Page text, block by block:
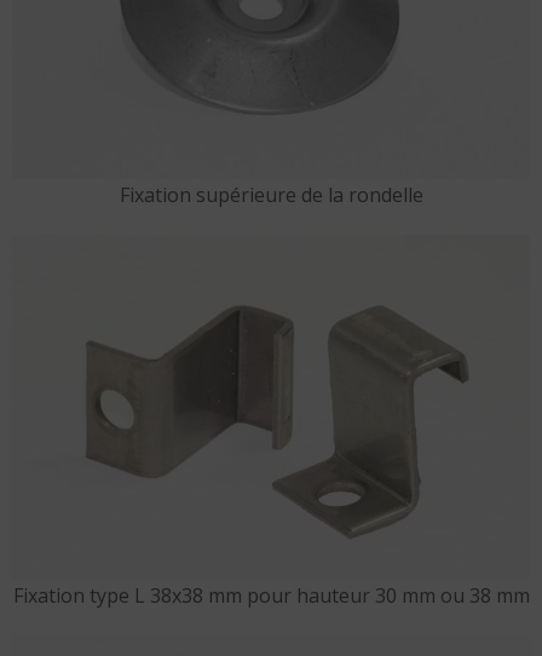
Fixation supérieure de la rondelle
Fixation type L 38x38 mm pour hauteur 30 mm ou 38 mm